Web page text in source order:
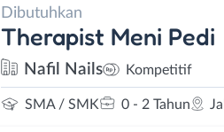
Dibutuhkan
Therapist Meni Pedi
Nafil Nails Kompetitif
SMA / SMK 0 - 2 Tahun